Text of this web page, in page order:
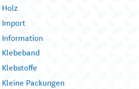
Holz
Import
Information
Klebeband
Klebstoffe
Kleine Packungen